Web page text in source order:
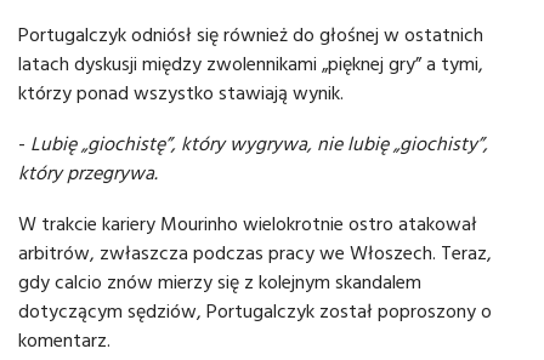
Portugalczyk odniósł się również do głośnej w ostatnich
latach dyskusji między zwolennikami „pięknej gry” a tymi,
którzy ponad wszystko stawiają wynik.
- Lubię „giochistę”, który wygrywa, nie lubię „giochisty”,
który przegrywa.
W trakcie kariery Mourinho wielokrotnie ostro atakował
arbitrów, zwłaszcza podczas pracy we Włoszech. Teraz,
gdy calcio znów mierzy się z kolejnym skandalem
dotyczącym sędziów, Portugalczyk został poproszony o
komentarz.